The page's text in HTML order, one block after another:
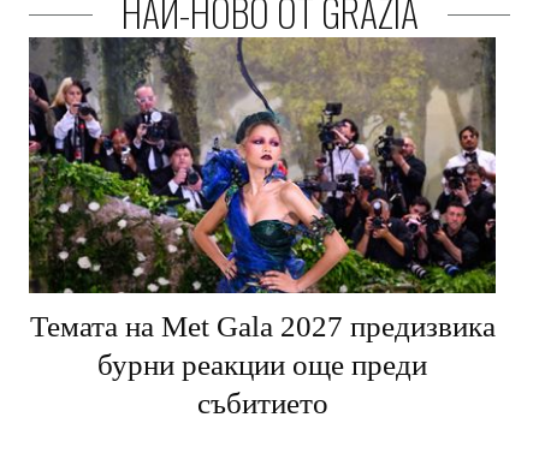
НАЙ-НОВО ОТ GRAZIA
Темата на Met Gala 2027 предизвика
бурни реакции още преди
събитието